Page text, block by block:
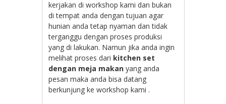
kerjakan di workshop kami dan bukan
di tempat anda dengan tujuan agar
hunian anda tetap nyaman dan tidak
terganggu dengan proses produksi
yang di lakukan. Namun jika anda ingin
melihat proses dari kitchen set
dengan meja makan yang anda
pesan maka anda bisa datang
berkunjung ke workshop kami .